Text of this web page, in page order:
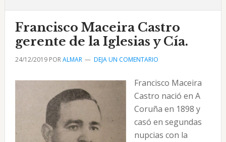
Francisco Maceira Castro
gerente de la Iglesias y Cía.
24/12/2019PORALMAR DEJA UN COMENTARIO
Francisco Maceira
Castro nació en A
Coruña en 1898 y
casó en segundas
nupcias con la